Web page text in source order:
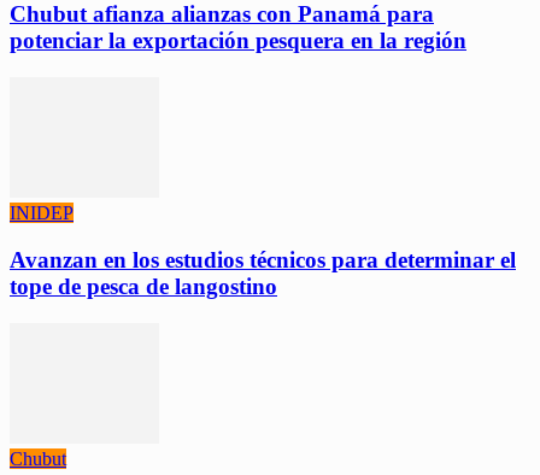
Chubut afianza alianzas con Panamá para
potenciar la exportación pesquera en la región
INIDEP
Avanzan en los estudios técnicos para determinar el
tope de pesca de langostino
Chubut